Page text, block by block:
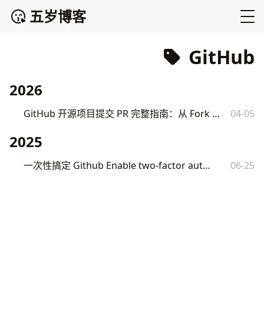
五岁博客
GitHub
2026
GitHub 开源项目提交 PR 完整指南：从 Fork 到 Merge 的详细流程 04-05
2025
一次性搞定 Github Enable two-factor authentication 06-25